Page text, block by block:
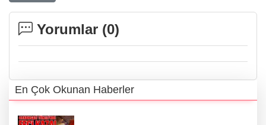
Yorumlar (0)
En Çok Okunan Haberler